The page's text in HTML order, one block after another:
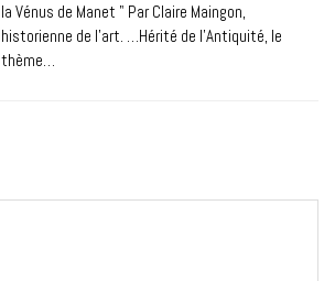
la Vénus de Manet " Par Claire Maingon,
historienne de l’art. …Hérité de l’Antiquité, le
thème…